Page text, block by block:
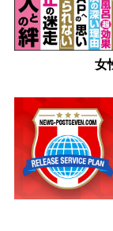
女